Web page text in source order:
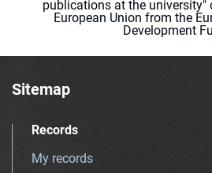
publications at the university"
European Union from the
Development
Sitemap
Records
My records